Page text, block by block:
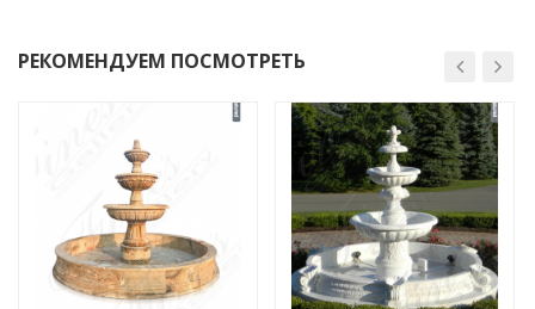
РЕКОМЕНДУЕМ ПОСМОТРЕТЬ